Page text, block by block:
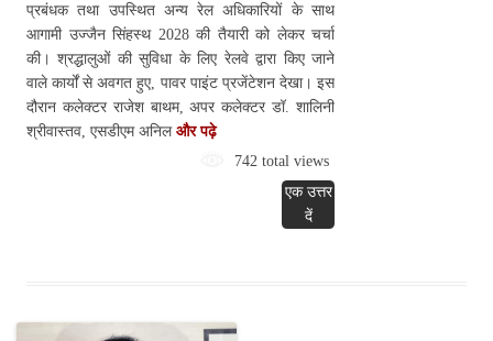
प्रबंधक तथा उपस्थित अन्य रेल अधिकारियों के साथ
आगामी उज्जैन सिंहस्थ 2028 की तैयारी को लेकर चर्चा
की। श्रद्धालुओं की सुविधा के लिए रेलवे द्वारा किए जाने
वाले कार्यों से अवगत हुए, पावर पाइंट प्रजेंटेशन देखा। इस
दौरान कलेक्टर राजेश बाथम, अपर कलेक्टर डॉ. शालिनी
श्रीवास्तव, एसडीएम अनिल और पढ़े
742 total views
एक उत्तर
दें